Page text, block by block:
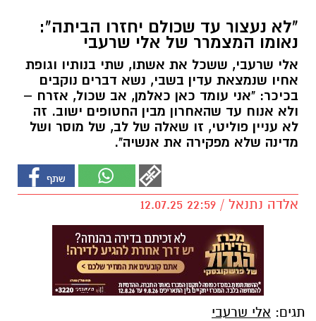
"לא נעצור עד שכולם יחזרו הביתה":
נאומו המצמרר של אלי שרעבי
אלי שרעבי, ששכל את אשתו, שתי בנותיו וגופת
אחיו שנמצאת עדין בשבי, נשא דברים נוקבים
בכיכר: "אני עומד כאן כאלמן, אב שכול, אזרח –
ולא אנוח עד שהאחרון מבין החטופים ישוב. זה
לא עניין פוליטי, זו שאלה של לב, של מוסר ושל
מדינה שלא מפקירה את אנשיה".
אלדה נתנאל / 22:59 12.07.25
תגים: אלי שרעבי